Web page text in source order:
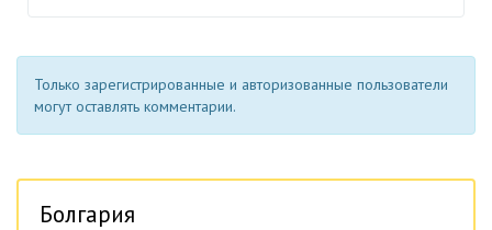
Только зарегистрированные и авторизованные пользователи
могут оставлять комментарии.
Болгария